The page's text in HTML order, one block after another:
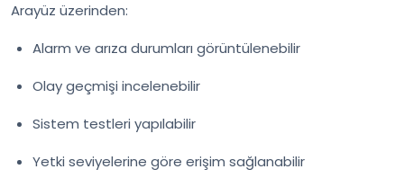
Arayüz üzerinden:
Alarm ve arıza durumları görüntülenebilir
Olay geçmişi incelenebilir
Sistem testleri yapılabilir
Yetki seviyelerine göre erişim sağlanabilir